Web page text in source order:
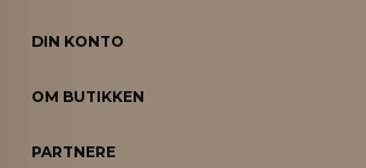
DIN KONTO
OM BUTIKKEN
PARTNERE